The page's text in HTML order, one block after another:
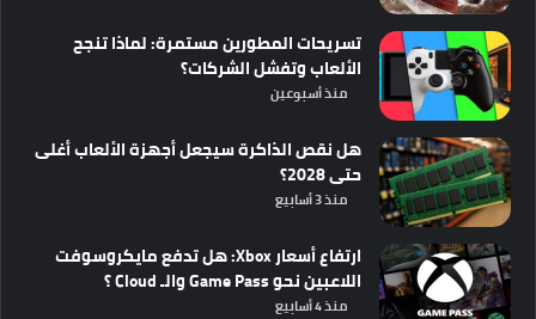
تسريحات المطورين مستمرة: لماذا تنجح
الألعاب وتفشل الشركات؟
منذ أسبوعين
هل نقص الذاكرة سيجعل أجهزة الألعاب أغلى
حتى 2028؟
منذ 3 أسابيع
ارتفاع أسعار Xbox: هل تدفع مايكروسوفت
اللاعبين نحو Game Pass والـ Cloud ؟
منذ 4 أسابيع